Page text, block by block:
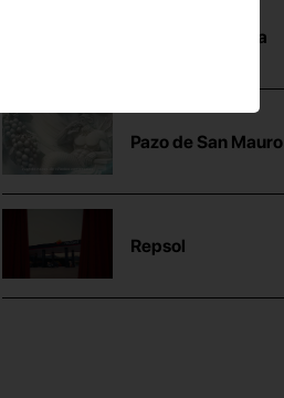
Mutua Madrileña
Pazo de San Mauro
Repsol